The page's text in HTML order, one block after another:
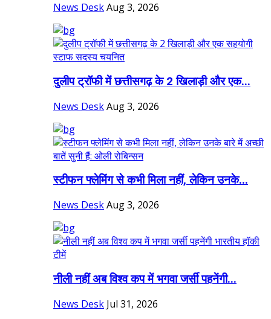
News DeskAug 3, 2026
दुलीप ट्रॉफी में छत्तीसगढ़ के 2 खिलाड़ी और एक...
News DeskAug 3, 2026
स्टीफन फ्लेमिंग से कभी मिला नहीं, लेकिन उनके...
News DeskAug 3, 2026
नीली नहीं अब विश्व कप में भगवा जर्सी पहनेंगी...
News Desk Jul 31, 2026